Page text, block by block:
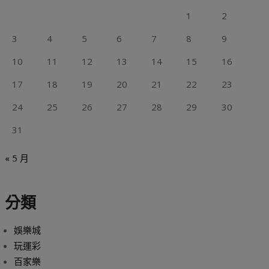
1
2
3
4 5 6 7 8
9
10
11 12 13 14 15
16
17
18 19 20 21 22
23
24
25 26 27 28 29
30
31
« 5 月
分類
娛樂城
玩運彩
百家樂